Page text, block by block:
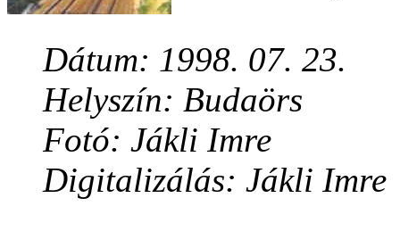
Dátum: 1998. 07. 23.
Helyszín: Budaörs
Fotó: Jákli Imre
Digitalizálás: Jákli Imre